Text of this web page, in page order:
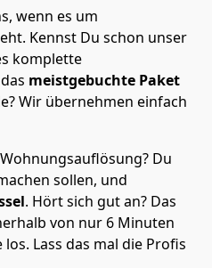
wenn es um
Kennst Du schon unser
komplette
meistgebuchte Paket
Wir übernehmen einfach
Du
sollen, und
. Hört sich gut an? Das
von nur 6 Minuten
Lass das mal die Profis